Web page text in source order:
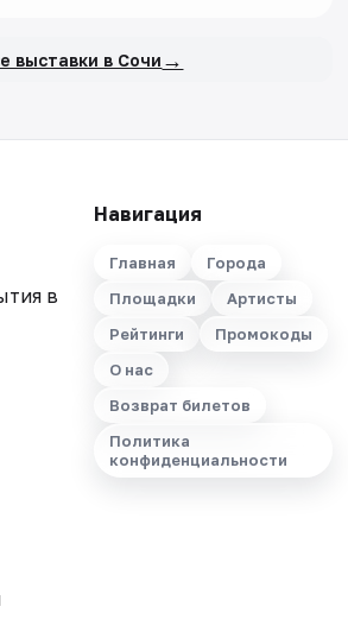
выставки в Сочи →
в
Навигация
Главная
Города
Площадки
Артисты
Рейтинги
Промокоды
О нас
Возврат билетов
Политика
конфиденциальности